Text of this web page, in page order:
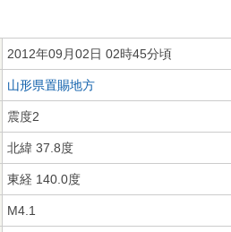
2012年09月02日 02時45分頃
山形県置賜地方
震度2
北緯 37.8度
東経 140.0度
M4.1